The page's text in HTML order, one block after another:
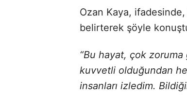
Ozan Kaya,
belirterek şöyle
“Bu hayat, çok
kuvvetli olduğundan
insanları izledim.